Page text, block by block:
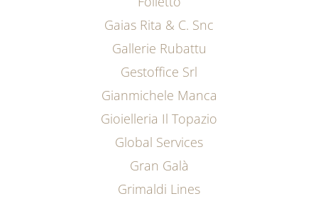
Gaias Rita & C. Snc
Gallerie Rubattu
Gestoffice Srl
Gianmichele Manca
Gioielleria Il Topazio
Global Services
Gran Galà
Grimaldi Lines